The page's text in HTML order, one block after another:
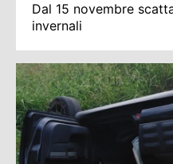
Dal 15 novembre
invernali